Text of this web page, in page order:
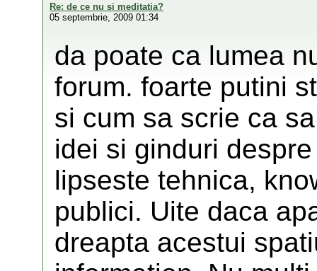
Re: de ce nu si meditatia?
05 septembrie, 2009 01:34
da poate ca lumea
forum. foarte putini
si cum sa scrie ca
idei si ginduri
lipseste tehnica,
publici. Uite daca
dreapta acestui